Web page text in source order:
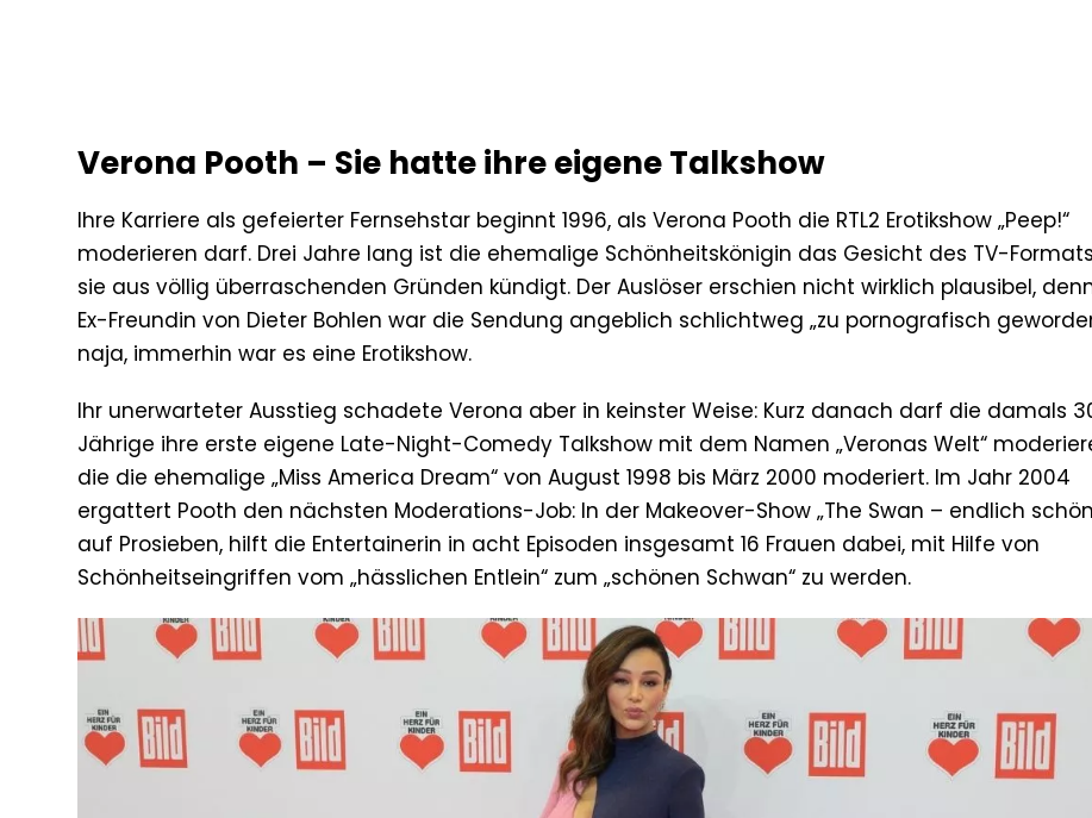
Verona Pooth – Sie hatte ihre eigene Talkshow
Ihre Karriere als gefeierter Fernsehstar beginnt 1996, als Verona Pooth die RTL2 Erotikshow „Peep!“
moderieren darf. Drei Jahre lang ist die ehemalige Schönheitskönigin das Gesicht des TV-
sie aus völlig überraschenden Gründen kündigt. Der Auslöser erschien nicht wirklich plausibel,
Ex-Freundin von Dieter Bohlen war die Sendung angeblich schlichtweg „zu pornografisch
naja, immerhin war es eine Erotikshow.
Ihr unerwarteter Ausstieg schadete Verona aber in keinster Weise: Kurz danach darf die damals
Jährige ihre erste eigene Late-Night-Comedy Talkshow mit dem Namen „Veronas Welt“
die die ehemalige „Miss America Dream“ von August 1998 bis März 2000 moderiert. Im Jahr 2004
ergattert Pooth den nächsten Moderations-Job: In der Makeover-Show „The Swan – endlich
auf Prosieben, hilft die Entertainerin in acht Episoden insgesamt 16 Frauen dabei, mit Hilfe von
Schönheitseingriffen vom „hässlichen Entlein“ zum „schönen Schwan“ zu werden.